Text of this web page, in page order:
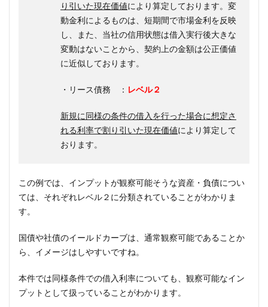
り引いた現在価値により算定しております。変
動金利によるものは、短期間で市場金利を反映
し、また、当社の信用状態は借入実行後大きな
変動はないことから、契約上の金額は公正価値
に近似しております。
・リース債務 ： レベル２
新規に同様の条件の借入を行った場合に想定さ
れる利率で割り引いた現在価値により算定して
おります。
この例では、インプットが観察可能そうな資産・負債につい
ては、それぞれレベル２に分類されていることがわかりま
す。
国債や社債のイールドカーブは、通常観察可能であることか
ら、イメージはしやすいですね。
本件では同様条件での借入利率についても、観察可能なイン
プットとして扱っていることがわかります。